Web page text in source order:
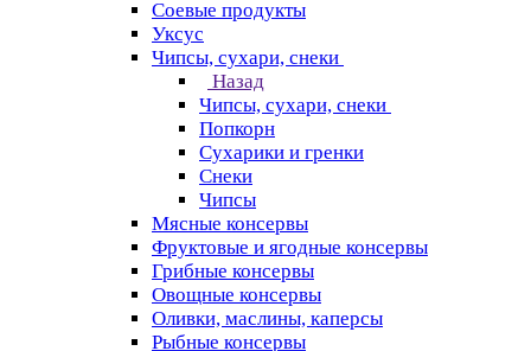
Соевые продукты
Уксус
Чипсы, сухари, снеки
Назад
Чипсы, сухари, снеки
Попкорн
Сухарики и гренки
Снеки
Чипсы
Мясные консервы
Фруктовые и ягодные консервы
Грибные консервы
Овощные консервы
Оливки, маслины, каперсы
Рыбные консервы